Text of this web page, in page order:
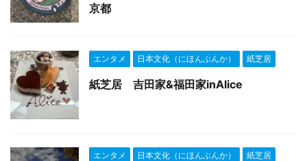
京都
エンタメ 日本文化（にほんぶんか） 紙芝居
紙芝居 吉田家&福田家inAlice
エンタメ 日本文化（にほんぶんか） 紙芝居